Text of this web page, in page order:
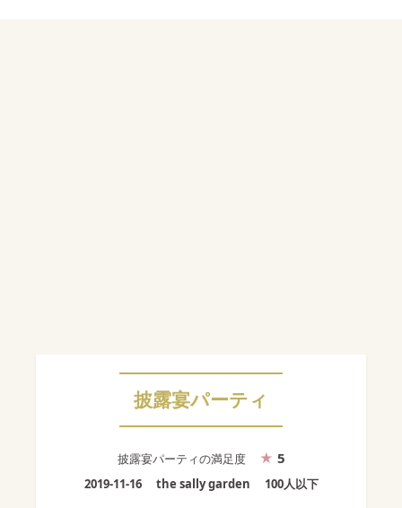
披露宴パーティ
披露宴パーティの満足度 5
2019-11-16 the sally garden 100人以下